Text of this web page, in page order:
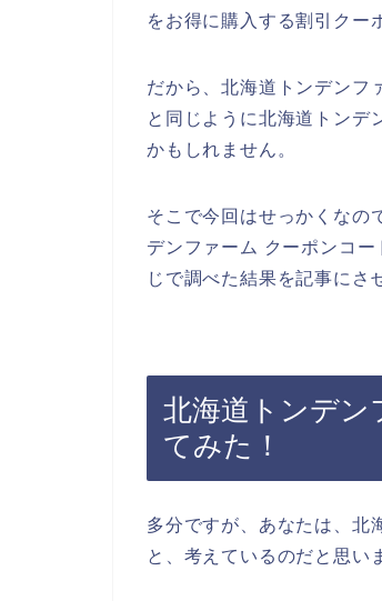
をお得に購入する割引クー
だから、北海道トンデンフ
と同じように北海道トンデ
かもしれません。
そこで今回はせっかくなの
デンファーム クーポンコ
じで調べた結果を記事にさ
北海道トンデン
てみた！
多分ですが、あなたは、北
と、考えているのだと思い